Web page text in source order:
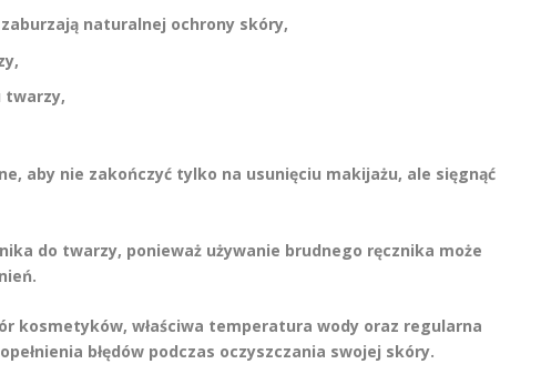
naturalnej ochrony skóry,
twarzy,
aby nie zakończyć tylko na usunięciu makijażu, ale sięgnąć
do twarzy, ponieważ używanie brudnego ręcznika może
kosmetyków, właściwa temperatura wody oraz regularna
błędów podczas oczyszczania swojej skóry.